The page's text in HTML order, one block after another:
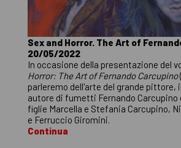
Sex and Horror. The Art of
20/05/2022
In occasione della presentazione del
Horror: The Art of Fernando Carcupino
parleremo dell'arte del grande pittore,
autore di fumetti Fernando Carcupino
figlie Marcella e Stefania Carcupino,
e Ferruccio Giromini.
Continua